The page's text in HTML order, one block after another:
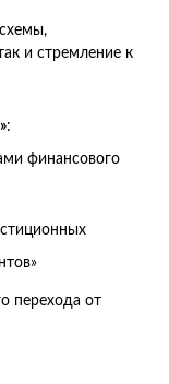
и стремление к
:
финансового
перехода от